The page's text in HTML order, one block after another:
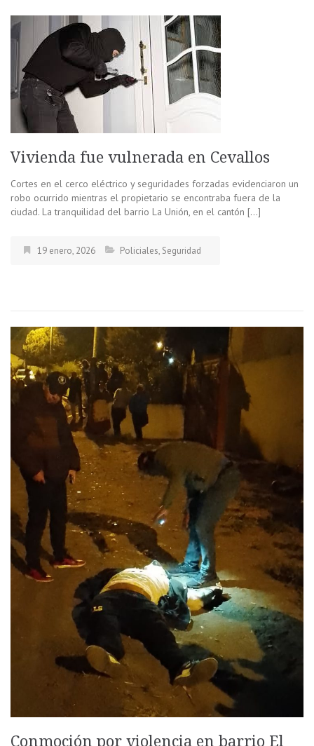
Vivienda fue vulnerada en Cevallos
Cortes en el cerco eléctrico y seguridades forzadas evidenciaron un
robo ocurrido mientras el propietario se encontraba fuera de la
ciudad. La tranquilidad del barrio La Unión, en el cantón […]
19 enero, 2026 Policiales, Seguridad
Conmoción por violencia en barrio El